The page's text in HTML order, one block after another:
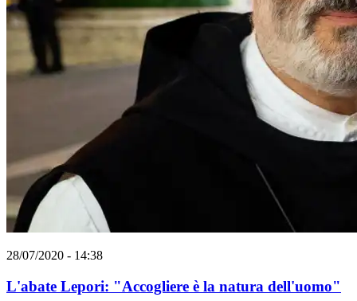
28/07/2020 - 14:38
L'abate Lepori: "Accogliere è la natura dell'uomo"